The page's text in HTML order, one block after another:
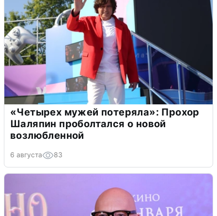
«Четырех мужей потеряла»: Прохор
Шаляпин проболтался о новой
возлюбленной
6 августа 83